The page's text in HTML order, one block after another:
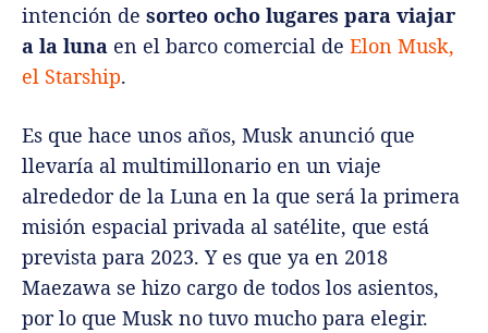
intención de sorteo ocho lugares para viajar
a la luna en el barco comercial de Elon Musk,
el Starship.
Es que hace unos años, Musk anunció que
llevaría al multimillonario en un viaje
alrededor de la Luna en la que será la primera
misión espacial privada al satélite, que está
prevista para 2023. Y es que ya en 2018
Maezawa se hizo cargo de todos los asientos,
por lo que Musk no tuvo mucho para elegir.